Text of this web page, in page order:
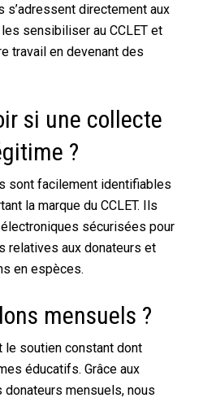
directement aux
sensibiliser au CCLET et
travail en devenant des
si une collecte
?
sont facilement identifiables
la marque du CCLET. Ils
sécurisées pour
relatives aux donateurs et
en espèces.
mensuels ?
le soutien constant dont
éducatifs. Grâce aux
mensuels, nous